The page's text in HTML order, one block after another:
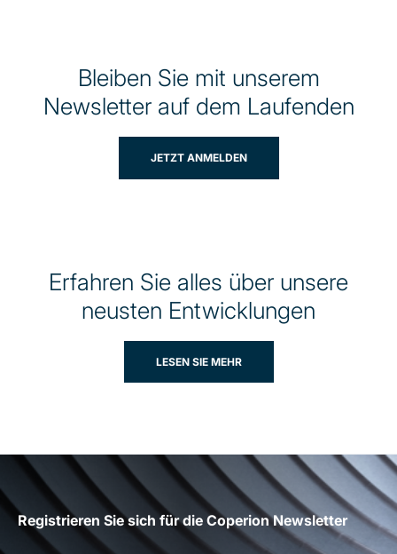
Bleiben Sie mit unserem
Newsletter auf dem Laufenden
JETZT ANMELDEN
Erfahren Sie alles über unsere
neusten Entwicklungen
LESEN SIE MEHR
Registrieren Sie sich für die Coperion Newsletter